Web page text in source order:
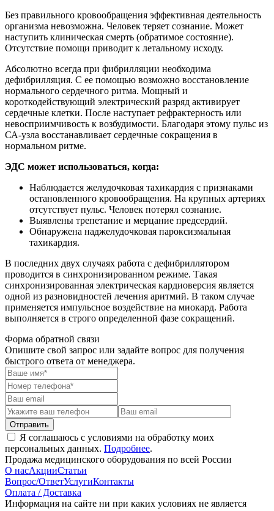
Без правильного кровообращения эффективная деятельность
организма невозможна. Человек теряет сознание. Может
наступить клиническая смерть (обратимое состояние).
Отсутствие помощи приводит к летальному исходу.
Абсолютно всегда при фибрилляции необходима
дефибрилляция. С ее помощью возможно восстановление
нормального сердечного ритма. Мощный и
короткодействующий электрический разряд активирует
сердечные клетки. После наступает рефрактерность или
невосприимчивость к возбудимости. Благодаря этому пульс из
СА-узла восстанавливает сердечные сокращения в
нормальном ритме.
ЭДС может использоваться, когда:
Наблюдается желудочковая тахикардия с признаками
остановленного кровообращения. На крупных артериях
отсутствует пульс. Человек потерял сознание.
Выявлены трепетание и мерцание предсердий.
Обнаружена наджелудочковая пароксизмальная
тахикардия.
В последних двух случаях работа с дефибриллятором
проводится в синхронизированном режиме. Такая
синхронизированная электрическая кардиоверсия является
одной из разновидностей лечения аритмий. В таком случае
применяется импульсное воздействие на миокард. Работа
выполняется в строго определенной фазе сокращений.
Форма обратной связи
Опишите свой запрос или задайте вопрос для получения
быстрого ответа от менеджера.
Отправить
Я соглашаюсь с условиями на обработку моих
персональных данных. Подробнее.
Продажа медицинского оборудования по всей России
О насАкцииСтатьи
Вопрос/ОтветУслугиКонтакты
Оплата / Доставка
Информация на сайте ни при каких условиях не является